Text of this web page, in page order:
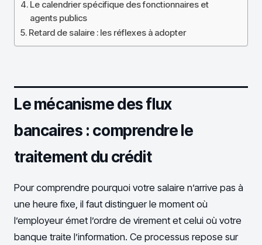
Le calendrier spécifique des fonctionnaires et
agents publics
Retard de salaire : les réflexes à adopter
Le mécanisme des flux
bancaires : comprendre le
traitement du crédit
Pour comprendre pourquoi votre salaire n’arrive pas à
une heure fixe, il faut distinguer le moment où
l’employeur émet l’ordre de virement et celui où votre
banque traite l’information. Ce processus repose sur